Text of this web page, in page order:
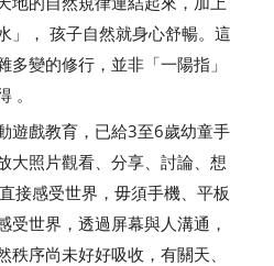
」， 孩子自然就身心舒暢。這
變的修行，並非「一陽指」
。
遊戲教育，已給3至6歲幼童手
大照片觀看、分享、討論、想
接感受世界，毋須手機、平板
受世界，透過屏幕與人溝通，
序尚未好好吸收，有關天、